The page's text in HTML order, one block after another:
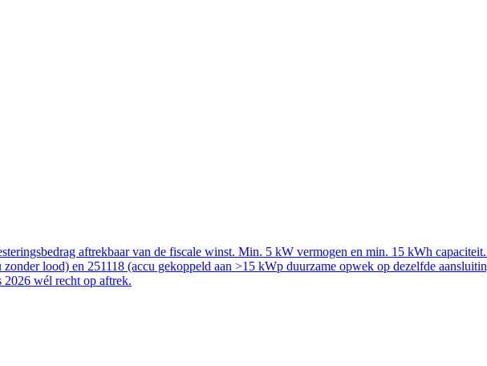
aftrekbaar van de fiscale winst. Min. 5 kW vermogen en min. 15 kWh
zonder lood) en 251118 (accu gekoppeld aan >15 kWp duurzame opwek op dezelfde
2026 wél recht op aftrek.